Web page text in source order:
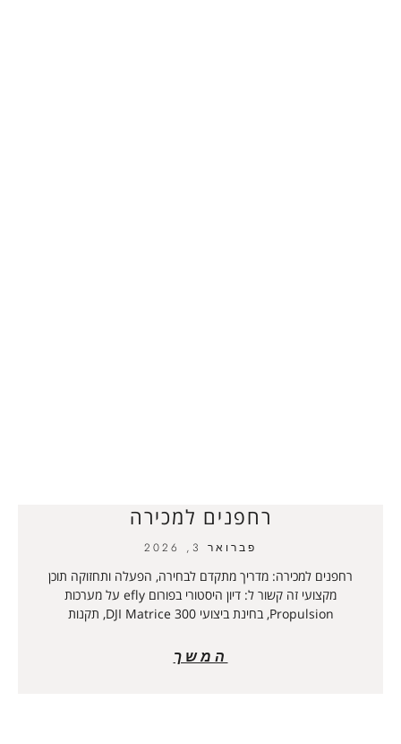
רחפנים למכירה
פברואר 3, 2026
רחפנים למכירה: מדריך מתקדם לבחירה, הפעלה ותחזוקה תוכן
מקצועי זה קשור ל: דיון היסטורי בפורום efly על מערכות
Propulsion, בחינת ביצועי DJI Matrice 300, תקנות
המשך